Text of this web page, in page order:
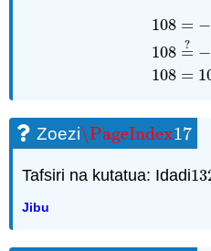
108
108
108
= −
=
? −
=
108=− 9
Zoezi\PageIndex17
\PageIndex17
Tafsiri na kutatua: Idadi
Jibu